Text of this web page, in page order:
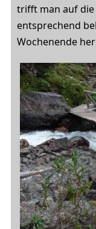
trifft man auf die
entsprechend
Wochenende